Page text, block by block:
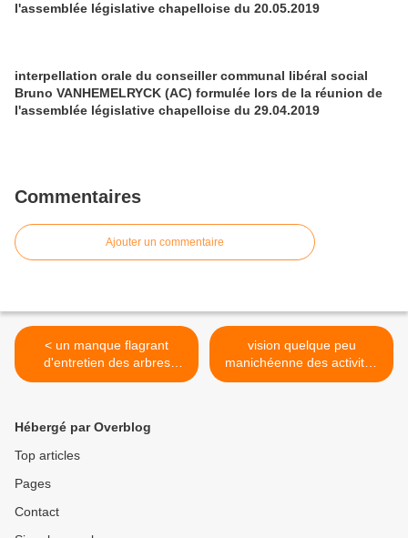
l'assemblée législative chapelloise du 20.05.2019
interpellation orale du conseiller communal libéral social
Bruno VANHEMELRYCK (AC) formulée lors de la réunion de
l'assemblée législative chapelloise du 29.04.2019
Commentaires
Ajouter un commentaire
< un manque flagrant
d'entretien des arbres
jonchant la rue de la Station
vision quelque peu
manichéenne des activités
festives nocturnes dans la
Hébergé par Overblog
Top articles
Pages
Contact